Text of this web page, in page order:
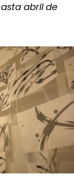
abril de